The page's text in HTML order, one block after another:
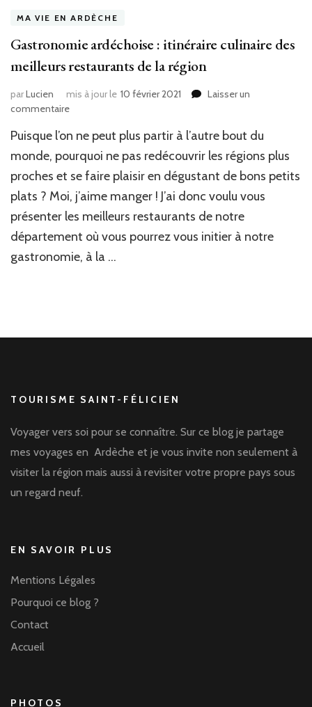
MA VIE EN ARDÈCHE
Gastronomie ardéchoise : itinéraire culinaire des
meilleurs restaurants de la région
parLucien mis à jour le 10 février 2021
Laisser un
commentaire
ardéchoise
:
itinéraire
culinaire
des
meilleurs
de
la
Puisque l’on ne peut plus partir à l’autre bout du
monde, pourquoi ne pas redécouvrir les régions plus
proches et se faire plaisir en dégustant de bons petits
plats ? Moi, j’aime manger ! J’ai donc voulu vous
présenter les meilleurs restaurants de notre
département où vous pourrez vous initier à notre
gastronomie, à la …
TOURISME SAINT-FÉLICIEN
Voyager vers soi pour se connaître. Sur ce blog je partage
mes voyages en Ardèche et je vous invite non seulement à
visiter la région mais aussi à revisiter votre propre pays sous
un regard neuf.
EN SAVOIR PLUS
Mentions Légales
Pourquoi ce blog ?
Contact
Accueil
PHOTOS